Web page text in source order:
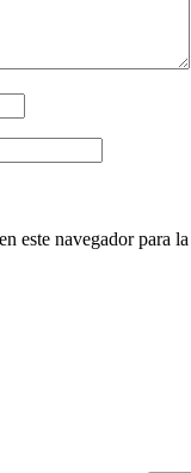
este navegador para